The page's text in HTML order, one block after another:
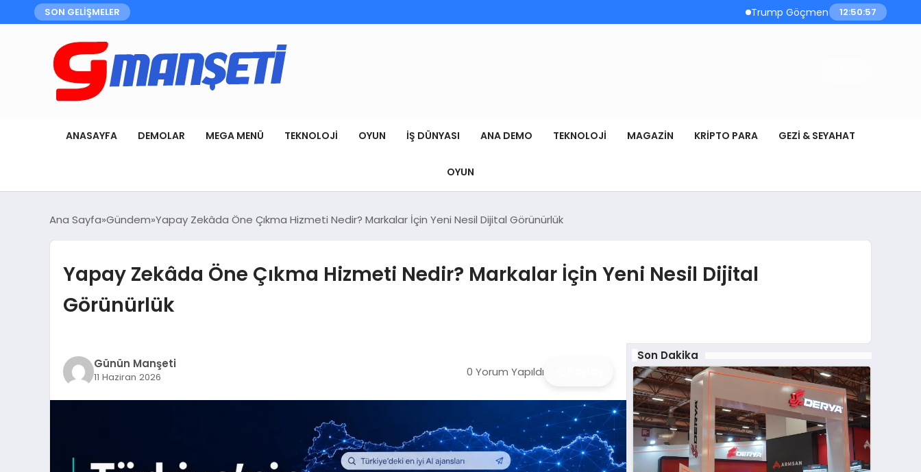
SON GELİŞMELER Trump Göçmen Kamyon Şoförleri Yerine
12:50:58
ANASAYFA DEMOLAR MEGA MENÜ TEKNOLOJI OYUN İŞ DÜNYASI ANA DEMO TEKNOLOJI MAGAZIN KRIPTO PARA GEZI & SEYAHAT
OYUN
Ana Sayfa Gündem Yapay Zekâda Öne Çıkma Hizmeti Nedir? Markalar İçin Yeni Nesil Dijital Görünürlük
Yapay Zekâda Öne Çıkma Hizmeti Nedir? Markalar İçin Yeni Nesil Dijital
Görünürlük
Günün Manşeti
11 Haziran 2026 0 Yorum Yapıldı
Son Dakika